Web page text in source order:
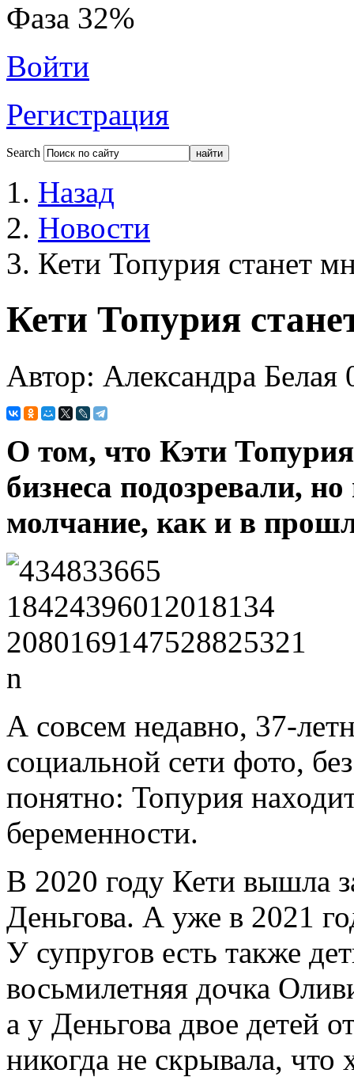
Фаза 32%
Войти
Регистрация
Search
Назад
Новости
Кети Топурия станет
Кети Топурия
Автор: Александра Белая
О том, что Кэти
бизнеса подозревали,
молчание, как и в
А совсем недавно, 37-
социальной сети фото,
понятно: Топурия
беременности.
В 2020 году Кети вышла
Деньгова. А уже в 2021
У супругов есть также
восьмилетняя дочка
а у Деньгова двое детей
никогда не скрывала,